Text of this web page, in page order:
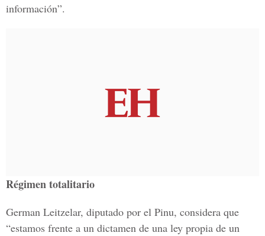
información”.
Régimen totalitario
German Leitzelar, diputado por el Pinu, considera que
“estamos frente a un dictamen de una ley propia de un